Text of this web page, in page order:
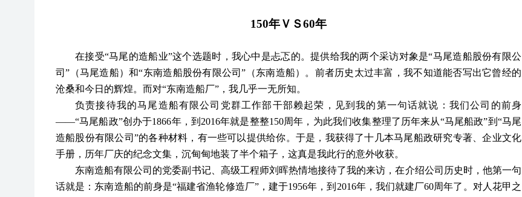
150年ＶＳ60年
在接受“马尾的造船业”这个选题时，我心中是忐忑的。提供给我的两个采访对象是“马尾造船股份有限公
司”（马尾造船）和“东南造船股份有限公司”（东南造船）。前者历史太过丰富，我不知道能否写出它曾经的
沧桑和今日的辉煌。而对“东南造船厂”，我几乎一无所知。
负责接待我的马尾造船有限公司党群工作部干部赖起荣，见到我的第一句话就说：我们公司的前身
——“马尾船政”创办于1866年，到2016年就是整整150周年，为此我们收集整理了历年来从“马尾船政”到“马尾
造船股份有限公司”的各种材料，有一些可以提供给你。于是，我获得了十几本马尾船政研究专著、企业文化
手册，历年厂庆的纪念文集，沉甸甸地装了半个箱子，这真是我此行的意外收获。
东南造船有限公司的党委副书记、高级工程师刘晖热情地接待了我的来访，在介绍公司历史时，他第一句
话就是：东南造船的前身是“福建省渔轮修造厂”，建于1956年，到2016年，我们就建厂60周年了。对人花甲之